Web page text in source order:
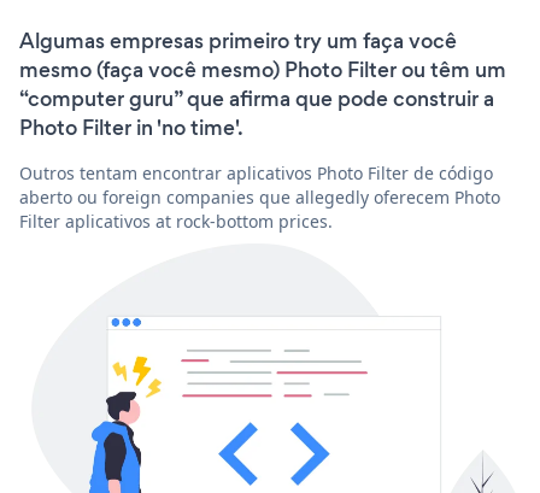
Algumas empresas primeiro try um faça você
mesmo (faça você mesmo) Photo Filter ou têm um
“computer guru” que afirma que pode construir a
Photo Filter in 'no time'.
Outros tentam encontrar aplicativos Photo Filter de código
aberto ou foreign companies que allegedly oferecem Photo
Filter aplicativos at rock-bottom prices.